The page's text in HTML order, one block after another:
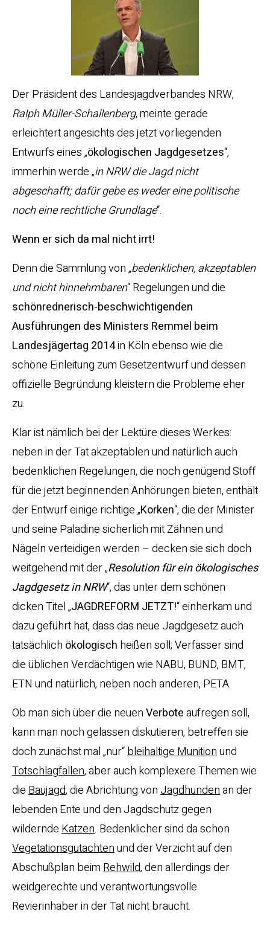
Der Präsident des Landesjagdverbandes NRW,
Ralph Müller-Schallenberg, meinte gerade
erleichtert angesichts des jetzt vorliegenden
Entwurfs eines „ökologischen Jagdgesetzes“,
immerhin werde „in NRW die Jagd nicht
abgeschafft; dafür gebe es weder eine politische
noch eine rechtliche Grundlage“.
Wenn er sich da mal nicht irrt!
Denn die Sammlung von „bedenklichen, akzeptablen
und nicht hinnehmbaren“ Regelungen und die
schönrednerisch-beschwichtigenden
Ausführungen des Ministers Remmel beim
Landesjägertag 2014in Köln ebenso wie die
schöne Einleitung zum Gesetzentwurf und dessen
offizielle Begründung kleistern die Probleme eher
zu.
Klar ist nämlich bei der Lektüre dieses Werkes:
neben in der Tat akzeptablen und natürlich auch
bedenklichen Regelungen, die noch genügend Stoff
für die jetzt beginnenden Anhörungen bieten, enthält
der Entwurf einige richtige „Korken“, die der Minister
und seine Paladine sicherlich mit Zähnen und
Nägeln verteidigen werden – decken sie sich doch
weitgehend mit der „Resolution für ein ökologisches
Jagdgesetz in NRW“, das unter dem schönen
dicken Titel „JAGDREFORM JETZT!“ einherkam und
dazu geführt hat, dass das neue Jagdgesetz auch
tatsächlich ökologisch heißen soll; Verfasser sind
die üblichen Verdächtigen wie NABU, BUND, BMT,
ETN und natürlich, neben noch anderen, PETA.
Ob man sich über die neuenVerboteaufregen soll,
kann man noch gelassen diskutieren, betreffen sie
doch zunächst mal „nur“bleihaltige Munitionund
Totschlagfallen, aber auch komplexere Themen wie
dieBaujagd, die Abrichtung vonJagdhundenan der
lebenden Ente und den Jagdschutz gegen
wilderndeKatzen. Bedenklicher sind da schon
Vegetationsgutachtenund der Verzicht auf den
Abschußplan beimRehwild, den allerdings der
weidgerechte und verantwortungsvolle
Revierinhaber in der Tat nicht braucht.